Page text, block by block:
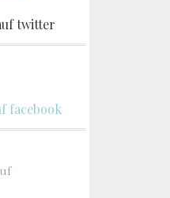
twitter
facebook